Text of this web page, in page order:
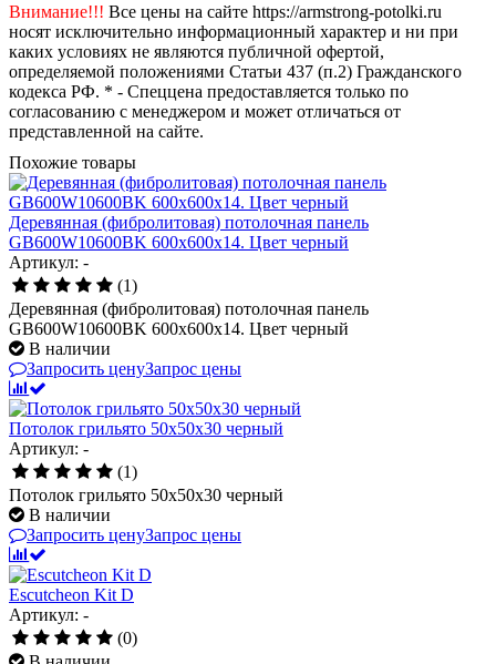
Внимание!!! Все цены на сайте https://armstrong-potolki.ru
носят исключительно информационный характер и ни при
каких условиях не являются публичной офертой,
определяемой положениями Статьи 437 (п.2) Гражданского
кодекса РФ. * - Спеццена предоставляется только по
согласованию с менеджером и может отличаться от
представленной на сайте.
Похожие товары
Деревянная (фибролитовая) потолочная панель
GB600W10600BK 600х600х14. Цвет черный
Артикул: -
(1)
Деревянная (фибролитовая) потолочная панель
GB600W10600BK 600х600х14. Цвет черный
В наличии
Запросить ценуЗапрос цены
Потолок грильято 50х50х30 черный
Артикул: -
(1)
Потолок грильято 50х50х30 черный
В наличии
Запросить ценуЗапрос цены
Escutcheon Kit D
Артикул: -
(0)